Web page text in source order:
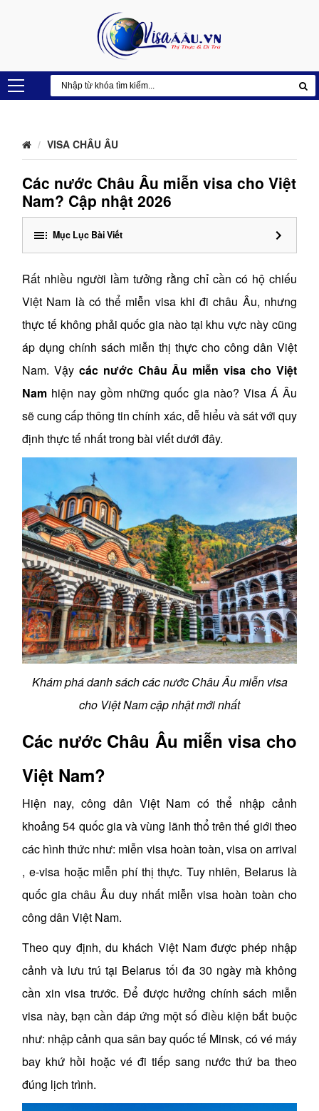
VISA CHÂU ÂU
Các nước Châu Âu miễn visa cho Việt
Nam? Cập nhật 2026
Mục Lục Bài Viết
Rất nhiều người lầm tưởng rằng chỉ cần có hộ chiếu
Việt Nam là có thể miễn visa khi đi châu Âu, nhưng
thực tế không phải quốc gia nào tại khu vực này cũng
áp dụng chính sách miễn thị thực cho công dân Việt
Nam. Vậy các nước Châu Âu miễn visa cho Việt
Nam hiện nay gồm những quốc gia nào? Visa Á Âu
sẽ cung cấp thông tin chính xác, dễ hiểu và sát với quy
định thực tế nhất trong bài viết dưới đây.
Khám phá danh sách các nước Châu Âu miễn visa
cho Việt Nam cập nhật mới nhất
Các nước Châu Âu miễn visa cho
Việt Nam?
Hiện nay, công dân Việt Nam có thể nhập cảnh
khoảng 54 quốc gia và vùng lãnh thổ trên thế giới theo
các hình thức như: miễn visa hoàn toàn, visa on arrival
, e-visa hoặc miễn phí thị thực. Tuy nhiên, Belarus là
quốc gia châu Âu duy nhất miễn visa hoàn toàn cho
công dân Việt Nam.
Theo quy định, du khách Việt Nam được phép nhập
cảnh và lưu trú tại Belarus tối đa 30 ngày mà không
cần xin visa trước. Để được hưởng chính sách miễn
visa này, bạn cần đáp ứng một số điều kiện bắt buộc
như: nhập cảnh qua sân bay quốc tế Minsk, có vé máy
bay khứ hồi hoặc vé đi tiếp sang nước thứ ba theo
đúng lịch trình.